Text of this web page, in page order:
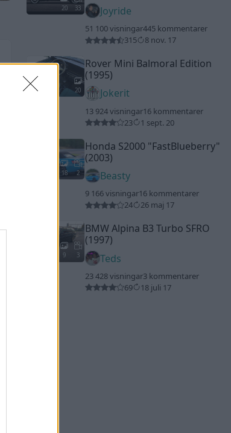
20 33
Joyride
51 100 visningar445 kommentarer
315
8 nov. 17
20
Rover Mini Balmoral Edition
(1995)
Jokerit
13 924 visningar16 kommentarer
23
1 sept. 20
18 2
Honda S2000 "FastBlueberry"
(2003)
Beasty
9 166 visningar16 kommentarer
24
26 maj 17
9 3
BMW Alpina B3 Turbo SFRO
(1997)
Teds
23 428 visningar3 kommentarer
69
18 juli 17